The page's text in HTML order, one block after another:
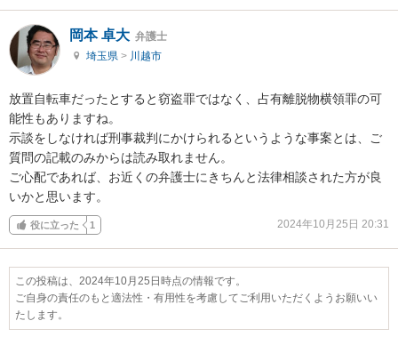
岡本 卓大 弁護士
埼玉県 > 川越市
放置自転車だったとすると窃盗罪ではなく、占有離脱物横領罪の可
能性もありますね。
示談をしなければ刑事裁判にかけられるというような事案とは、ご
質問の記載のみからは読み取れません。
ご心配であれば、お近くの弁護士にきちんと法律相談された方が良
いかと思います。
役に立った 1 2024年10月25日 20:31
この投稿は、2024年10月25日時点の情報です。
ご自身の責任のもと適法性・有用性を考慮してご利用いただくようお願いい
たします。